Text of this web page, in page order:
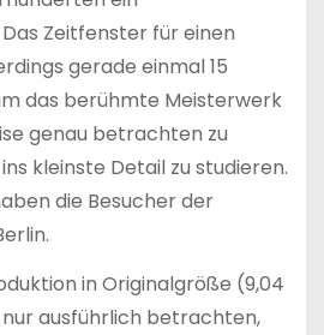
Zeitfenster für einen
gerade einmal 15
das berühmte Meisterwerk
genau betrachten zu
kleinste Detail zu studieren.
die Besucher der
in Originalgröße (9,04
ausführlich betrachten,